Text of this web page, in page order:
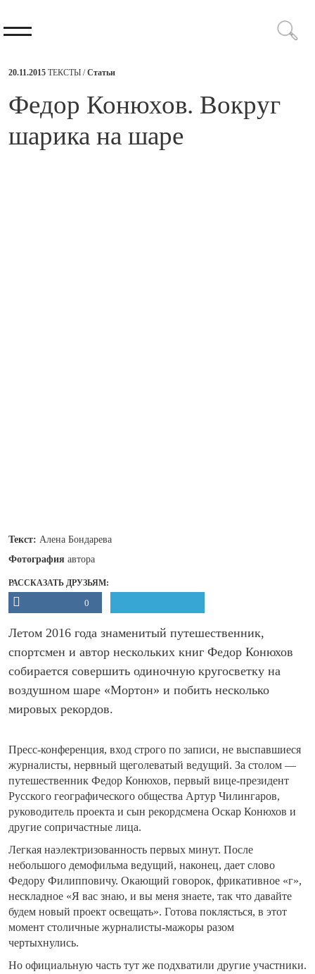
20.11.2015 ТЕКСТЫ /Статьи
Федор Конюхов. Вокруг
шарика на шаре
Текст: Алена Бондарева
Фотография автора
РАССКАЗАТЬ ДРУЗЬЯМ:
0
Летом 2016 года знаменитый путешественник,
спортсмен и автор нескольких книг Федор Конюхов
собирается совершить одиночную кругосветку на
воздушном шаре «Мортон» и побить несколько
мировых рекордов.
Пресс-конференция, вход строго по записи, не выспавшиеся
журналисты, нервный щеголеватый ведущий. За столом —
путешественник Федор Конюхов, первый вице-президент
Русского географического общества Артур Чилингаров,
руководитель проекта и сын рекордсмена Оскар Конюхов и
другие сопричастные лица.
Легкая наэлектризованность первых минут. После
небольшого демофильма ведущий, наконец, дает слово
Федору Филипповичу. Окающий говорок, фрикативное «г»,
нескладное «Я вас знаю, и вы меня знаете, так что давайте
будем новый проект освещать». Готова поклясться, в этот
момент столичные журналисты-мажоры разом
чертыхнулись.
Но официальную часть тут же подхватили другие участники.